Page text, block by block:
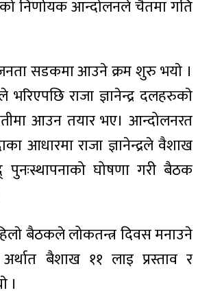
निर्णायक आन्दोलनले चैतमा गति
सडकमा आउने क्रम शुरु भयाे ।
राजा ज्ञानेन्द्र दलहरुकाे
आउन तयार भए। आन्दोलनरत
आधारमा राजा ज्ञानेन्द्रले वैशाख
घोषणा गरी बैठक
बैठकले लोकतन्त्र दिवस मनाउने
बैशाख ११ लाइ प्रस्ताव र
।